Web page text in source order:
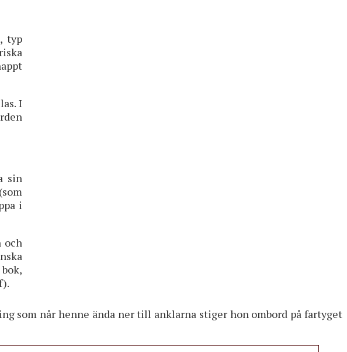
typ
I
sin
i
och
som når henne ända ner till anklarna stiger hon ombord på fartyget